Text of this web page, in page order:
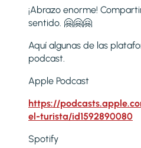
¡Abrazo enorme!
sentido. 🤗🤗🤗
Aquí algunas de las
podcast.
Apple Podcast
https://
el-turista/id1592890080
Spotify